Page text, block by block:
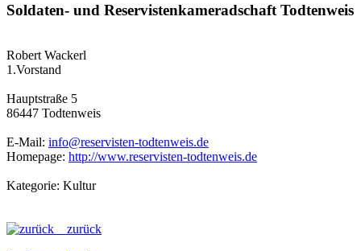
Soldaten- und Reservistenkameradschaft Todtenweis
Robert Wackerl
1.Vorstand
Hauptstraße 5
86447 Todtenweis
E-Mail: info@reservisten-todtenweis.de
Homepage: http://www.reservisten-todtenweis.de
Kategorie: Kultur
zurück